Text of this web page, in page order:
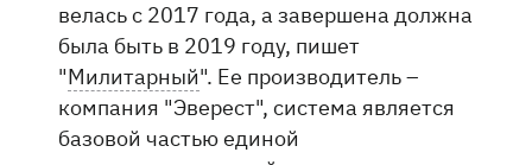
велась с 2017 года, а завершена должна
была быть в 2019 году, пишет
"Милитарный". Ее производитель –
компания "Эверест", система является
базовой частью единой